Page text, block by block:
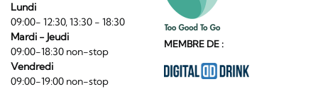
Lundi
09:00- 12:30, 13:30 - 18:30
Mardi - Jeudi
09:00-18:30 non-stop
Vendredi
09:00-19:00 non-stop
MEMBRE DE :